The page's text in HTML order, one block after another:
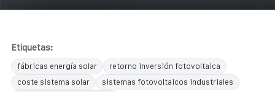
Etiquetas:
fábricas energía solar
retorno inversión fotovoltaica
coste sistema solar
sistemas fotovoltaicos industriales